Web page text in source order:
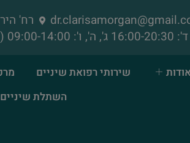
רח' הירדן 91,
בימי שישי)
שירותי רפואת שיניים
השתלת שיניים